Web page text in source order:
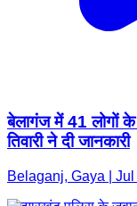
बेलागंज में 41 लोगों के
तिवारी ने दी जानकारी
Belaganj, Gaya |